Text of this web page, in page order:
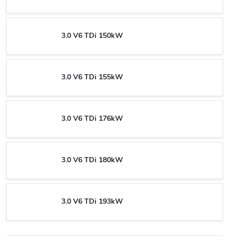
3.0 V6 TDi 150kW
3.0 V6 TDi 155kW
3.0 V6 TDi 176kW
3.0 V6 TDi 180kW
3.0 V6 TDi 193kW